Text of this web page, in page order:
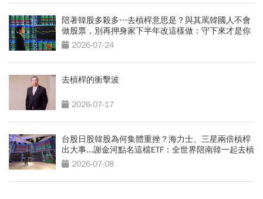
陪著韓股多殺多…去槓桿意思是？與其罵韓國人不會
做股票，別再押身家下半年改這樣做：守下來才是你
的錢2026-07-24
去槓桿的衝擊波
2026-07-17
台股日股韓股為何集體重挫？海力士、三星兩倍槓桿
出大事...謝金河點名這檔ETF：全世界陪南韓一起去槓
桿 2026-07-08